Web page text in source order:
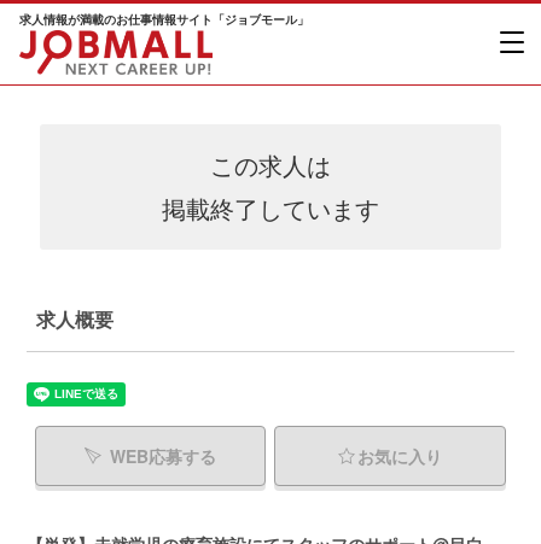
求人情報が満載のお仕事情報サイト「ジョブモール」
この求人は
掲載終了しています
求人概要
WEB応募する お気に入り